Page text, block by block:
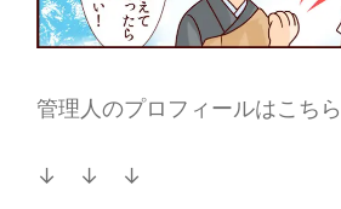
管理人のプロフィールはこちら
↓ ↓ ↓